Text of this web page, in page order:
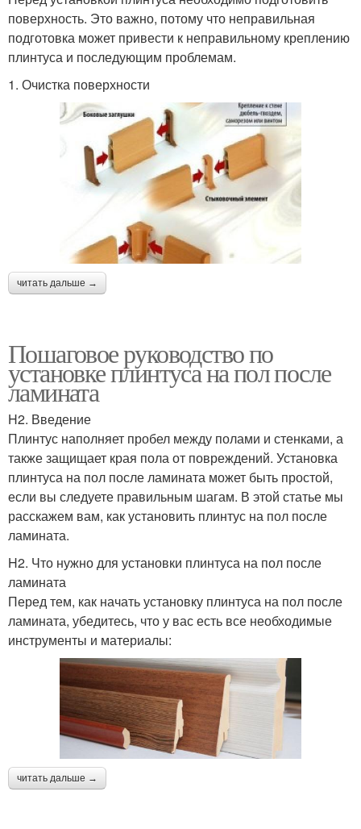
поверхность. Это важно, потому что неправильная
подготовка может привести к неправильному креплению
плинтуса и последующим проблемам.
1. Очистка поверхности
читать дальше →
Пошаговое руководство по
установке плинтуса на пол после
ламината
H2. Введение
Плинтус наполняет пробел между полами и стенками, а
также защищает края пола от повреждений. Установка
плинтуса на пол после ламината может быть простой,
если вы следуете правильным шагам. В этой статье мы
расскажем вам, как установить плинтус на пол после
ламината.
H2. Что нужно для установки плинтуса на пол после
ламината
Перед тем, как начать установку плинтуса на пол после
ламината, убедитесь, что у вас есть все необходимые
инструменты и материалы:
читать дальше →